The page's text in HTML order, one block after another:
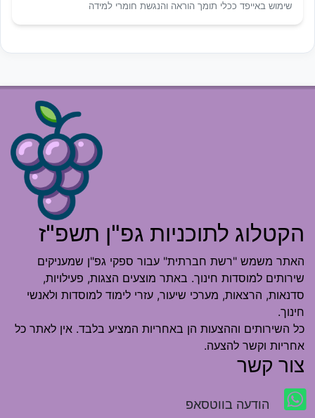
שימוש באייפד ככלי תומך הוראה והנגשת חומרי למידה
הקטלוג לתוכניות גפ"ן תשפ"ז
האתר משמש "רשת חברתית" עבור ספקי גפ"ן שמעניקים
שירותים למוסדות חינוך. באתר מוצעים הצגות, פעילויות,
סדנאות, הרצאות, מערכי שיעור, עזרי לימוד למוסדות ולאנשי
חינוך.
כל השירותים וההצעות הן באחריות המציע בלבד. אין לאתר כל
אחריות וקשר להצעה.
צור קשר
הודעה בווטסאפ